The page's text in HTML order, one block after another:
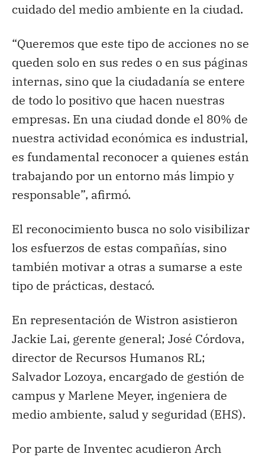
cuidado del medio ambiente en la ciudad.
“Queremos que este tipo de acciones no se
queden solo en sus redes o en sus páginas
internas, sino que la ciudadanía se entere
de todo lo positivo que hacen nuestras
empresas. En una ciudad donde el 80% de
nuestra actividad económica es industrial,
es fundamental reconocer a quienes están
trabajando por un entorno más limpio y
responsable”, afirmó.
El reconocimiento busca no solo visibilizar
los esfuerzos de estas compañías, sino
también motivar a otras a sumarse a este
tipo de prácticas, destacó.
En representación de Wistron asistieron
Jackie Lai, gerente general; José Córdova,
director de Recursos Humanos RL;
Salvador Lozoya, encargado de gestión de
campus y Marlene Meyer, ingeniera de
medio ambiente, salud y seguridad (EHS).
Por parte de Inventec acudieron Arch